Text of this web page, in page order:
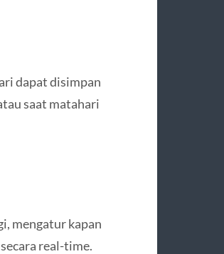
dapat disimpan
saat matahari
mengatur kapan
real-time.